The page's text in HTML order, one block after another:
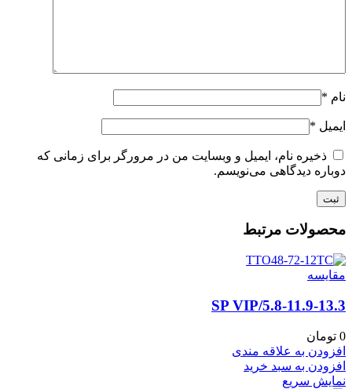
نام *
ایمیل *
ذخیره نام، ایمیل و وبسایت من در مرورگر برای زمانی که
دوباره دیدگاهی می‌نویسم.
محصولات مرتبط
مقايسه
5.8-11.9-13.3/SP VIP
0 تومان
افزودن به علاقه مندی
افزودن به سبد خرید
نمایش سریع